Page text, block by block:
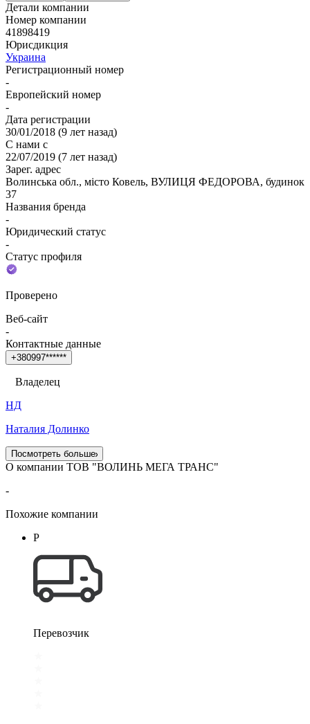
Детали компании
Номер компании
41898419
Юрисдикция
Украина
Регистрационный номер
-
Европейский номер
-
Дата регистрации
30/01/2018 (9 лет назад)
С нами с
22/07/2019 (7 лет назад)
Зарег. адрес
Волинська обл., місто Ковель, ВУЛИЦЯ ФЕДОРОВА, будинок
37
Названия бренда
-
Юридический статус
-
Статус профиля
Проверено
Веб-сайт
-
Контактные данные
+380997******
Владелец
НД
Наталия Долинко
Посмотреть больше
О компании ТОВ "ВОЛИНЬ МЕГА ТРАНС"
-
Похожие компании
Р
Перевозчик